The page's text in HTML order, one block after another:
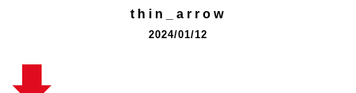
【2026年10月】ARエキスパートコース
thin_arrow
2024/01/12